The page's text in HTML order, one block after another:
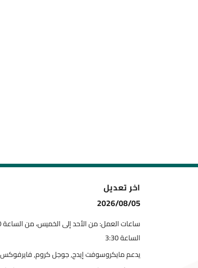
اخر تعديل
2026/08/05
الساعة 3:30
يدعم مايكروسوفت إيدج, جوجل كروم,